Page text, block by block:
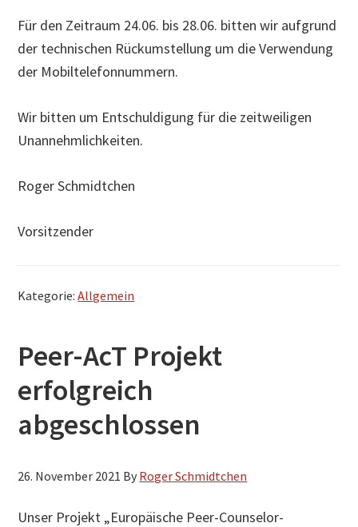
Für den Zeitraum 24.06. bis 28.06. bitten wir aufgrund
der technischen Rückumstellung um die Verwendung
der Mobiltelefonnummern.
Wir bitten um Entschuldigung für die zeitweiligen
Unannehmlichkeiten.
Roger Schmidtchen
Vorsitzender
Kategorie:Allgemein
Peer-AcT Projekt
erfolgreich
abgeschlossen
26. November 2021 By Roger Schmidtchen
Unser Projekt „Europäische Peer-Counselor-